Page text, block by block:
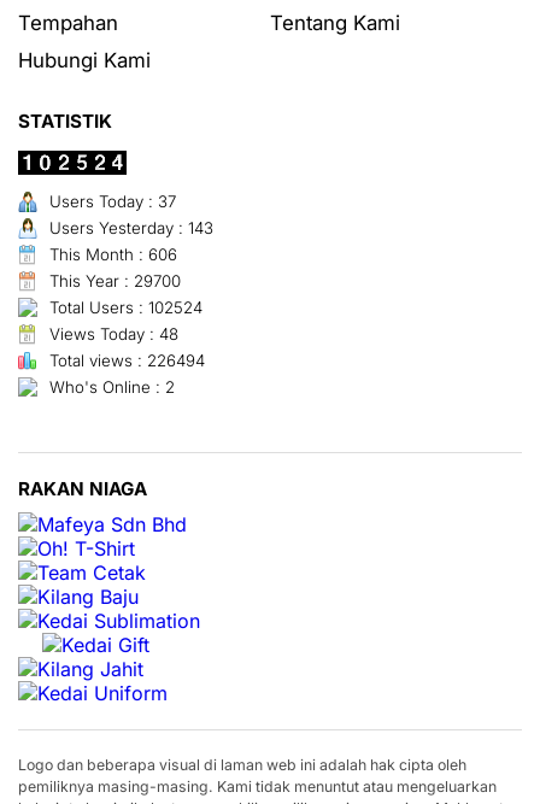
Tempahan
Tentang Kami
Hubungi Kami
STATISTIK
Users Today : 37
Users Yesterday : 143
This Month : 606
This Year : 29700
Total Users : 102524
Views Today : 48
Total views : 226494
Who's Online : 2
RAKAN NIAGA
Logo dan beberapa visual di laman web ini adalah hak cipta oleh
pemiliknya masing-masing. Kami tidak menuntut atau mengeluarkan